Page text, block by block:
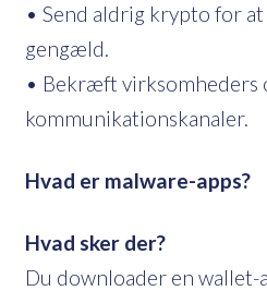
• Send aldrig krypto for
gengæld.
• Bekræft virksomheders
kommunikationskanaler.
Hvad er malware-apps?
Hvad sker der?
Du downloader en wallet-